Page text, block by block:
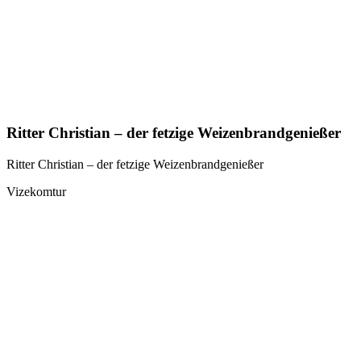
Ritter Christian – der fetzige Weizenbrandgenießer
Ritter Christian – der fetzige Weizenbrandgenießer
Vizekomtur